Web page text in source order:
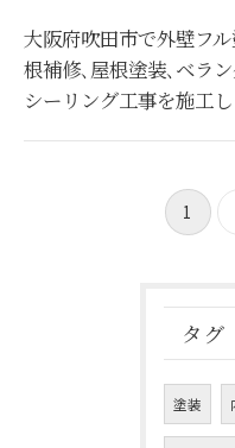
大阪府吹田市で外壁フ
根補修､屋根塗装､ベラ
シーリング工事を施工し
1
タグ
塗装